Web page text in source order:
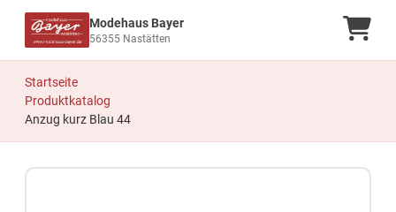
Modehaus Bayer
56355 Nastätten
Startseite
Produktkatalog
Anzug kurz Blau 44